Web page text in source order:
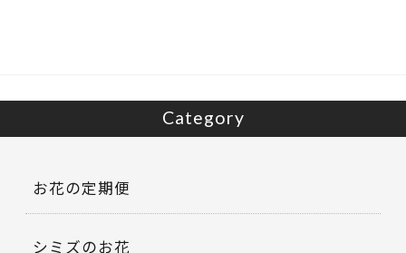
Category
お花の定期便
シミズのお花